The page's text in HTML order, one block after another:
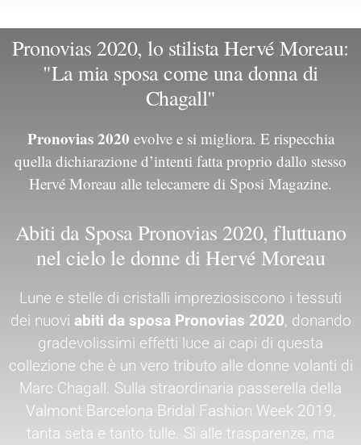
Pronovias 2020, lo stilista Hervé Moreau:
"La mia sposa come una donna di
Chagall"
Pronovias 2020 evolve e si migliora. E rispecchia
quella dichiarazione d’intenti fatta proprio dallo stesso
Hervé Moreau alle telecamere di Sposi Magazine.
Abiti da Sposa Pronovias 2020, fluttuano
nel cielo le donne di Hervé Moreau
Lune e stelle di cristalli impreziosiscono i tessuti
dei nuovi abiti da sposa Pronovias 2020, donando
gradevolissimi effetti luce ai capi di questa
collezione che è un vero tributo alle donne volanti di
Marc Chagall. Sulla straordinaria passerella della
Valmont Barcelona Bridal Fashion Week 2019,
tanta seta e tanto tulle. Sì alle trasparenze, ma